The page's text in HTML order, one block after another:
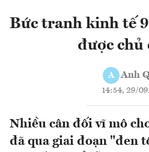
Bức tranh kinh tế
được chủ
A Anh
14:54, 29/
Nhiều cân đối vĩ mô
đã qua giai đoạn "đen